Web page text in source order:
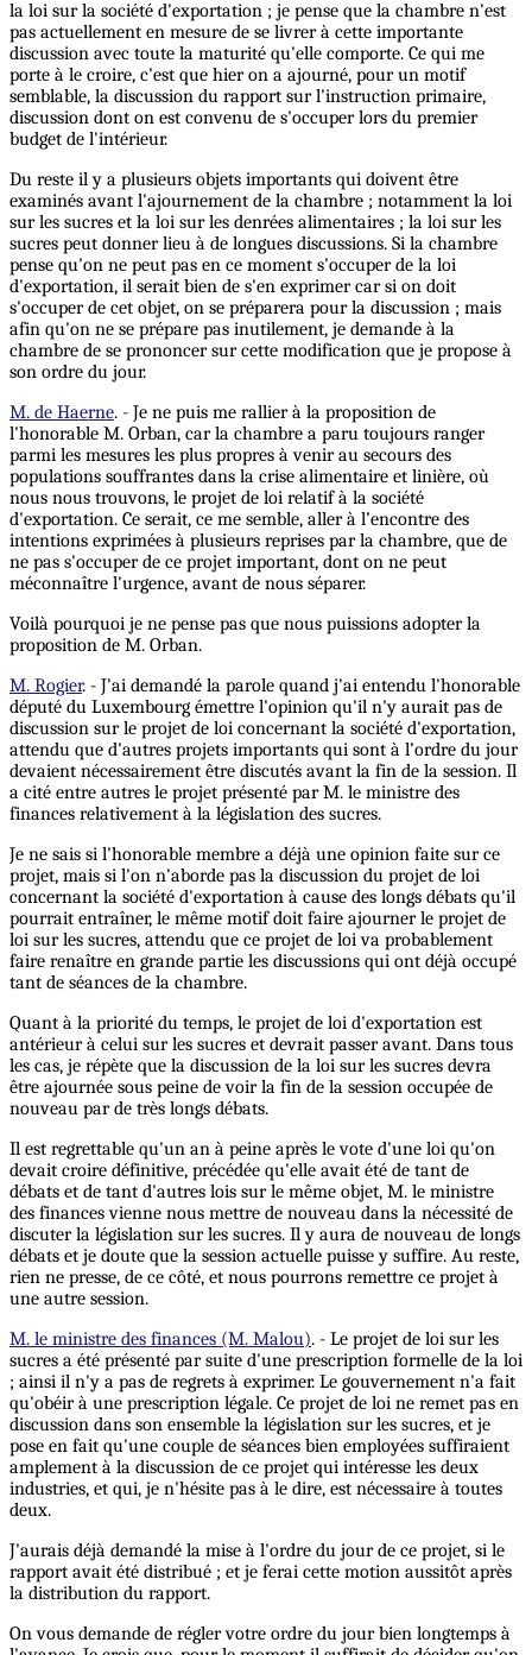
la loi sur la société d'exportation ; je pense que la chambre n'est
pas actuellement en mesure de se livrer à cette importante
discussion avec toute la maturité qu'elle comporte. Ce qui me
porte à le croire, c'est que hier on a ajourné, pour un motif
semblable, la discussion du rapport sur l'instruction primaire,
discussion dont on est convenu de s'occuper lors du premier
budget de l'intérieur.
Du reste il y a plusieurs objets importants qui doivent être
examinés avant l'ajournement de la chambre ; notamment la loi
sur les sucres et la loi sur les denrées alimentaires ; la loi sur les
sucres peut donner lieu à de longues discussions. Si la chambre
pense qu'on ne peut pas en ce moment s'occuper de la loi
d'exportation, il serait bien de s'en exprimer car si on doit
s'occuper de cet objet, on se préparera pour la discussion ; mais
afin qu'on ne se prépare pas inutilement, je demande à la
chambre de se prononcer sur cette modification que je propose à
son ordre du jour.
M. de Haerne. - Je ne puis me rallier à la proposition de
l'honorable M. Orban, car la chambre a paru toujours ranger
parmi les mesures les plus propres à venir au secours des
populations souffrantes dans la crise alimentaire et linière, où
nous nous trouvons, le projet de loi relatif à la société
d'exportation. Ce serait, ce me semble, aller à l’encontre des
intentions exprimées à plusieurs reprises par la chambre, que de
ne pas s'occuper de ce projet important, dont on ne peut
méconnaître l'urgence, avant de nous séparer.
Voilà pourquoi je ne pense pas que nous puissions adopter la
proposition de M. Orban.
M. Rogier. - J'ai demandé la parole quand j'ai entendu l'honorable
député du Luxembourg émettre l'opinion qu'il n'y aurait pas de
discussion sur le projet de loi concernant la société d'exportation,
attendu que d'autres projets importants qui sont à l’ordre du jour
devaient nécessairement être discutés avant la fin de la session. Il
a cité entre autres le projet présenté par M. le ministre des
finances relativement à la législation des sucres.
Je ne sais si l'honorable membre a déjà une opinion faite sur ce
projet, mais si l'on n'aborde pas la discussion du projet de loi
concernant la société d'exportation à cause des longs débats qu'il
pourrait entraîner, le même motif doit faire ajourner le projet de
loi sur les sucres, attendu que ce projet de loi va probablement
faire renaître en grande partie les discussions qui ont déjà occupé
tant de séances de la chambre.
Quant à la priorité du temps, le projet de loi d'exportation est
antérieur à celui sur les sucres et devrait passer avant. Dans tous
les cas, je répète que la discussion de la loi sur les sucres devra
être ajournée sous peine de voir la fin de la session occupée de
nouveau par de très longs débats.
Il est regrettable qu'un an à peine après le vote d'une loi qu'on
devait croire définitive, précédée qu'elle avait été de tant de
débats et de tant d'autres lois sur le même objet, M. le ministre
des finances vienne nous mettre de nouveau dans la nécessité de
discuter la législation sur les sucres. Il y aura de nouveau de longs
débats et je doute que la session actuelle puisse y suffire. Au reste,
rien ne presse, de ce côté, et nous pourrons remettre ce projet à
une autre session.
M. le ministre des finances (M. Malou). - Le projet de loi sur les
sucres a été présenté par suite d'une prescription formelle de la loi
; ainsi il n'y a pas de regrets à exprimer. Le gouvernement n'a fait
qu'obéir à une prescription légale. Ce projet de loi ne remet pas en
discussion dans son ensemble la législation sur les sucres, et je
pose en fait qu'une couple de séances bien employées suffiraient
amplement à la discussion de ce projet qui intéresse les deux
industries, et qui, je n'hésite pas à le dire, est nécessaire à toutes
deux.
J'aurais déjà demandé la mise à l'ordre du jour de ce projet, si le
rapport avait été distribué ; et je ferai cette motion aussitôt après
la distribution du rapport.
On vous demande de régler votre ordre du jour bien longtemps à